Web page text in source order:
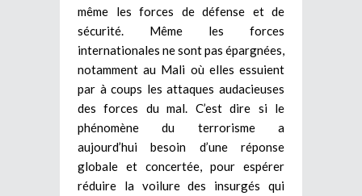
même les forces de défense et de
sécurité. Même les forces
internationales ne sont pas épargnées,
notamment au Mali où elles essuient
par à coups les attaques audacieuses
des forces du mal. C’est dire si le
phénomène du terrorisme a
aujourd’hui besoin d’une réponse
globale et concertée, pour espérer
réduire la voilure des insurgés qui